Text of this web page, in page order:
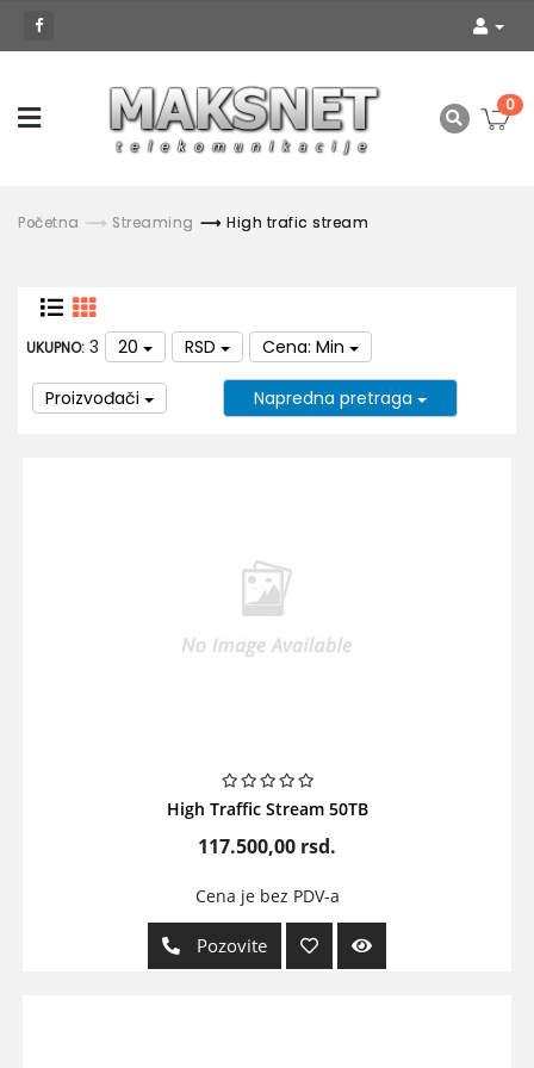
0
Početna Streaming High trafic stream
UKUPNO: 3 20 RSD Cena: Min
Proizvođači Napredna pretraga
High Traffic Stream 50TB
117.500,00 rsd.
Cena je bez PDV-a
Pozovite